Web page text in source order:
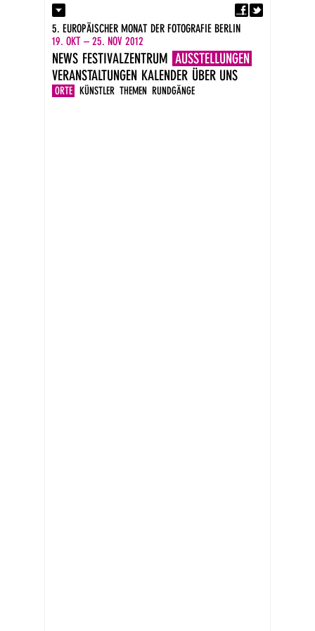
Kontakt
Presse
Impressum
DE
EN
5. EUROPÄISCHER MONAT DER FOTOGRAFIE BERLIN
19. OKT – 25. NOV 2012
NEWS FESTIVALZENTRUM AUSSTELLUNGEN
ORTE KÜNSTLER THEMEN RUNDGÄNGE
VERANSTALTUNGEN KALENDER ÜBER UNS